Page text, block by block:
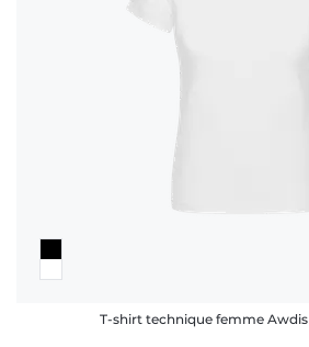
T-shirt technique femme Awdis